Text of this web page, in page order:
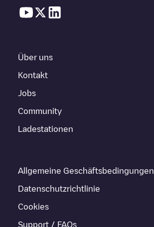
Über uns
Kontakt
Jobs
Community
Ladestationen
Allgemeine Geschäftsbedingungen
Datenschutzrichtlinie
Cookies
Support / FAQs